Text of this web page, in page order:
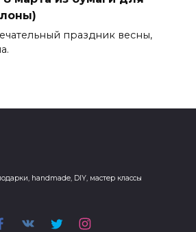
праздник весны,
handmade, DIY, мастер классы